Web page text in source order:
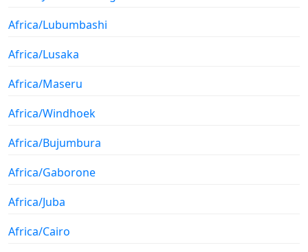
Africa/Lubumbashi
Africa/Lusaka
Africa/Maseru
Africa/Windhoek
Africa/Bujumbura
Africa/Gaborone
Africa/Juba
Africa/Cairo